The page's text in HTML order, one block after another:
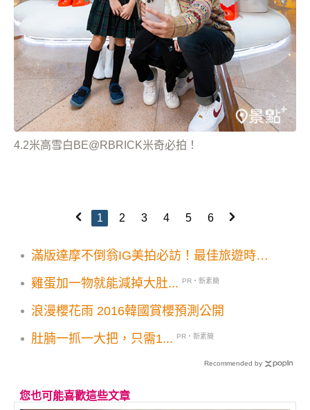
4.2米高雪白BE@RBRICK米奇必拍！
1 2 3 4 5 6
滿版達摩不倒翁IG美拍必訪！最佳旅遊時間
雞蛋加一物就能減掉大肚...
PR・新素簡
浪漫櫻花雨 2016韓國賞櫻預測公開
肚腩一抓一大把，只需1...
PR・新素簡
Recommended by
您也可能喜歡這些文章